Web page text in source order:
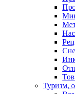
Туризм,